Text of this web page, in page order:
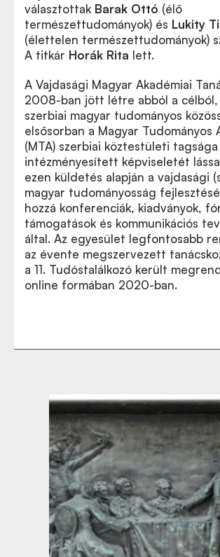
választottak Barak Ottó (élő
természettudományok) és Lukity
(élettelen természettudományok)
A titkár Horák Rita lett.
A Vajdasági Magyar Akadémiai
2008-ban jött létre abból a célból,
szerbiai magyar tudományos
elsősorban a Magyar Tudományos
(MTA) szerbiai köztestületi tagsága
intézményesített képviseletét
ezen küldetés alapján a vajdasági
magyar tudományosság
hozzá konferenciák, kiadványok,
támogatások és kommunikációs
által. Az egyesület legfontosabb
az évente megszervezett
a 11. Tudóstalálkozó került
online formában 2020-ban.